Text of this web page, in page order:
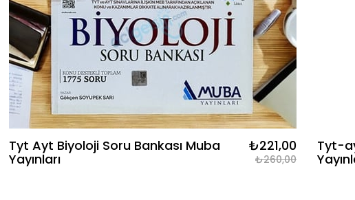
Tyt Ayt Biyoloji Soru Bankası Muba
Yayınları
₺221,00
₺260,00
Tyt-